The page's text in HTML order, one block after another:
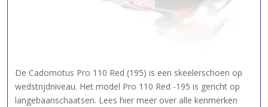
De Cadomotus Pro 110 Red (195) is een skeelerschoen op
wedstrijdniveau. Het model Pro 110 Red -195 is gericht op
langebaanschaatsen. Lees hier meer over alle kenmerken